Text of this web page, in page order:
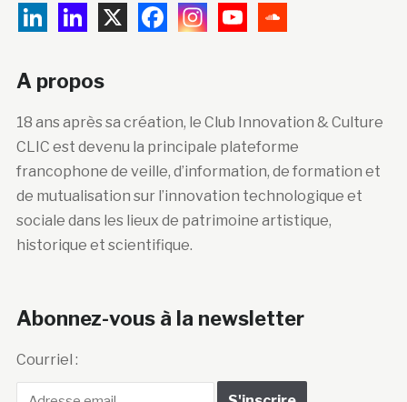
A propos
18 ans après sa création, le Club Innovation & Culture
CLIC est devenu la principale plateforme
francophone de veille, d’information, de formation et
de mutualisation sur l’innovation technologique et
sociale dans les lieux de patrimoine artistique,
historique et scientifique.
Abonnez-vous à la newsletter
Courriel :